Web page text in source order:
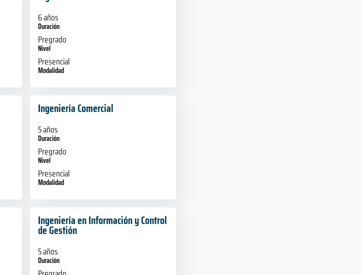
6 años
Duración
Pregrado
Nivel
Presencial
Modalidad
Ingeniería Comercial
5 años
Duración
Pregrado
Nivel
Presencial
Modalidad
Ingeniería en Información y Control
de Gestión
5 años
Duración